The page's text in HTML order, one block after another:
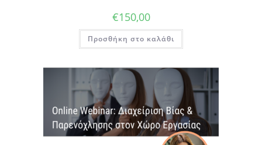
€150,00
Προσθήκη στο καλάθι